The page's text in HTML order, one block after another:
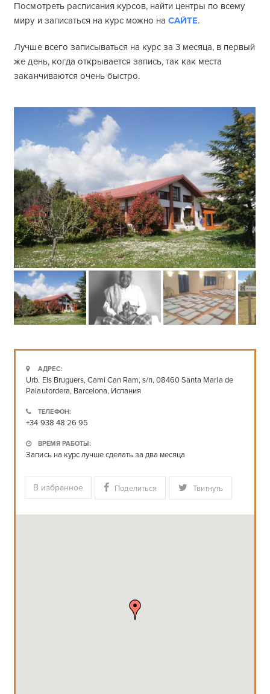
Посмотреть расписания курсов, найти центры по всему
миру и записаться на курс можно наСАЙТЕ.
Лучше всего записываться на курс за 3 месяца, в первый
же день, когда открывается запись, так как места
заканчиваются очень быстро.
АДРЕС:
Urb. Els Bruguers, Cami Can Ram, s/n, 08460 Santa Maria de
Palautordera, Barcelona, Испания
ТЕЛЕФОН:
+34 938 48 26 95
ВРЕМЯ РАБОТЫ:
Запись на курс лучше сделать за два месяца
В избранное Поделиться Твитнуть